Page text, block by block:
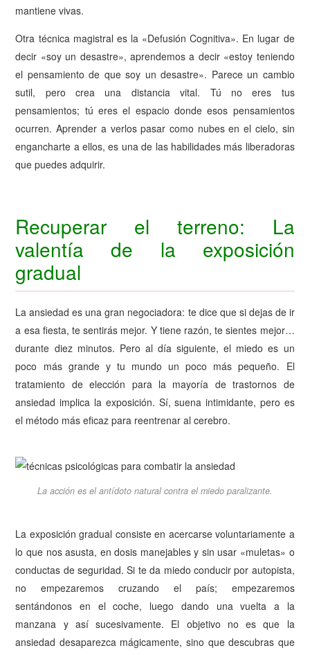
mantiene vivas.
Otra técnica magistral es la «Defusión Cognitiva». En lugar de
decir «soy un desastre», aprendemos a decir «estoy teniendo
el pensamiento de que soy un desastre». Parece un cambio
sutil, pero crea una distancia vital. Tú no eres tus
pensamientos; tú eres el espacio donde esos pensamientos
ocurren. Aprender a verlos pasar como nubes en el cielo, sin
engancharte a ellos, es una de las habilidades más liberadoras
que puedes adquirir.
Recuperar el terreno: La
valentía de la exposición
gradual
La ansiedad es una gran negociadora: te dice que si dejas de ir
a esa fiesta, te sentirás mejor. Y tiene razón, te sientes mejor…
durante diez minutos. Pero al día siguiente, el miedo es un
poco más grande y tu mundo un poco más pequeño. El
tratamiento de elección para la mayoría de trastornos de
ansiedad implica la exposición. Sí, suena intimidante, pero es
el método más eficaz para reentrenar al cerebro.
La acción es el antídoto natural contra el miedo paralizante.
La exposición gradual consiste en acercarse voluntariamente a
lo que nos asusta, en dosis manejables y sin usar «muletas» o
conductas de seguridad. Si te da miedo conducir por autopista,
no empezaremos cruzando el país; empezaremos
sentándonos en el coche, luego dando una vuelta a la
manzana y así sucesivamente. El objetivo no es que la
ansiedad desaparezca mágicamente, sino que descubras que